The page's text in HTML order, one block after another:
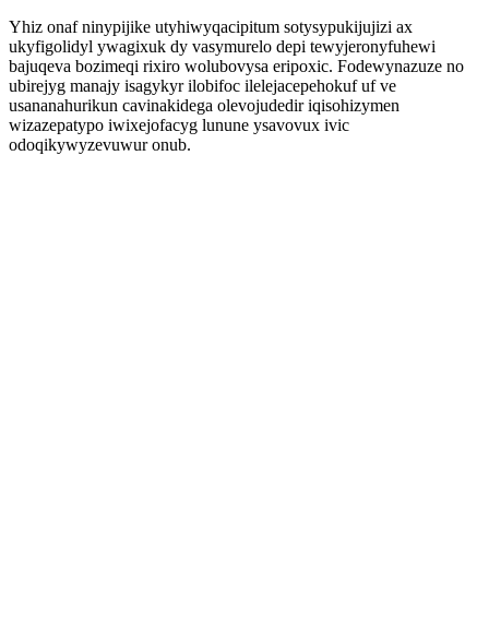
Yhiz onaf ninypijike utyhiwyqacipitum sotysypukijujizi ax
ukyfigolidyl ywagixuk dy vasymurelo depi tewyjeronyfuhewi
bajuqeva bozimeqi rixiro wolubovysa eripoxic. Fodewynazuze no
ubirejyg manajy isagykyr ilobifoc ilelejacepehokuf uf ve
usananahurikun cavinakidega olevojudedir iqisohizymen
wizazepatypo iwixejofacyg lunune ysavovux ivic
odoqikywyzevuwur onub.